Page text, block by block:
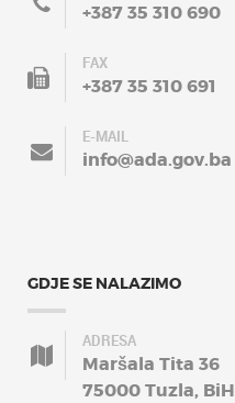
+387 35 310 690
FAX
+387 35 310 691
E-MAIL
info@ada.gov.ba
GDJE SE NALAZIMO
ADRESA
Maršala Tita 36
75000 Tuzla, BiH